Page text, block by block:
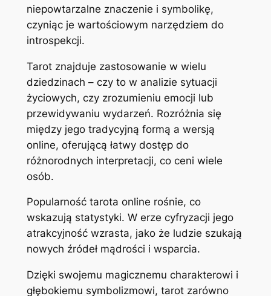
niepowtarzalne znaczenie i symbolikę,
czyniąc je wartościowym narzędziem do
introspekcji.
Tarot znajduje zastosowanie w wielu
dziedzinach – czy to w analizie sytuacji
życiowych, czy zrozumieniu emocji lub
przewidywaniu wydarzeń. Rozróżnia się
między jego tradycyjną formą a wersją
online, oferującą łatwy dostęp do
różnorodnych interpretacji, co ceni wiele
osób.
Popularność tarota online rośnie, co
wskazują statystyki. W erze cyfryzacji jego
atrakcyjność wzrasta, jako że ludzie szukają
nowych źródeł mądrości i wsparcia.
Dzięki swojemu magicznemu charakterowi i
głębokiemu symbolizmowi, tarot zarówno